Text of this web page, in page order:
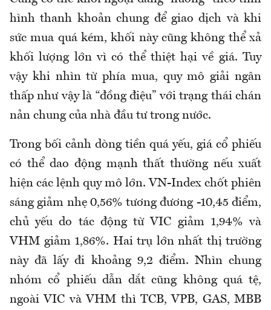
hình thanh khoản chung để giao dịch và khi
sức mua quá kém, khối này cũng không thể xả
khối lượng lớn vì có thể thiệt hại về giá. Tuy
vậy khi nhìn từ phía mua, quy mô giải ngân
thấp như vậy là “đồng điệu” với trạng thái chán
nản chung của nhà đầu tư trong nước.
Trong bối cảnh dòng tiền quá yếu, giá cổ phiếu
có thể dao động mạnh thất thường nếu xuất
hiện các lệnh quy mô lớn. VN-Index chốt phiên
sáng giảm nhẹ 0,56% tương đương -10,45 điểm,
chủ yếu do tác động từ VIC giảm 1,94% và
VHM giảm 1,86%. Hai trụ lớn nhất thị trường
này đã lấy đi khoảng 9,2 điểm. Nhìn chung
nhóm cổ phiếu dẫn dắt cũng không quá tệ,
ngoài VIC và VHM thì TCB, VPB, GAS, MBB